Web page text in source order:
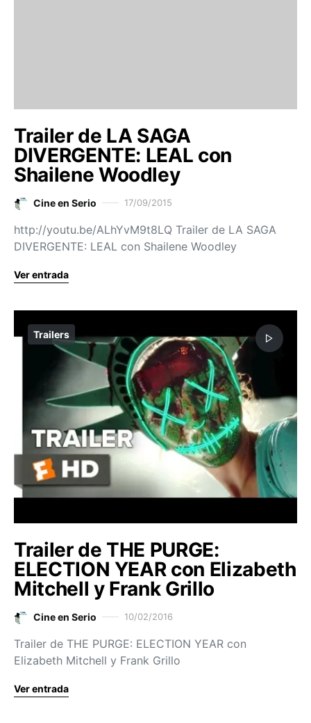
Trailer de LA SAGA
DIVERGENTE: LEAL con
Shailene Woodley
Cine en Serio 17/09/2015
http://youtu.be/ALhYvM9t8LQ Trailer de LA SAGA
DIVERGENTE: LEAL con Shailene Woodley
Ver entrada
Trailers
Trailer de THE PURGE:
ELECTION YEAR con Elizabeth
Mitchell y Frank Grillo
Cine en Serio 10/02/2016
Trailer de THE PURGE: ELECTION YEAR con
Elizabeth Mitchell y Frank Grillo
Ver entrada